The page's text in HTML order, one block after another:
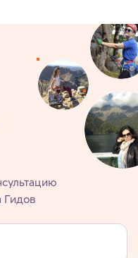
Гидов